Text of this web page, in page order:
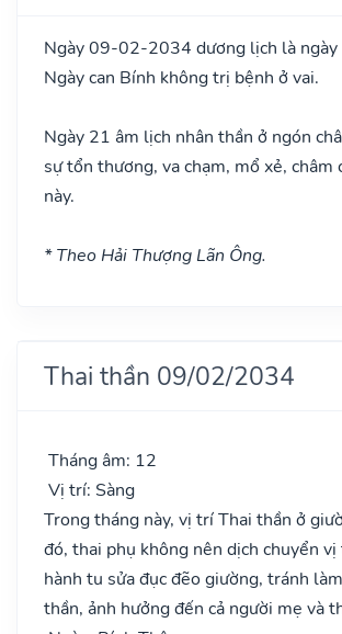
Ngày 09-02-2034 dương lịch là ngày
Ngày can Bính không trị bệnh ở vai.
Ngày 21 âm lịch nhân thần ở ngón
sự tổn thương, va chạm, mổ xẻ, châm
này.
* Theo Hải Thượng Lãn Ông.
Thai thần 09/02/2034
Tháng âm: 12
Vị trí: Sàng
Trong tháng này, vị trí Thai thần ở
đó, thai phụ không nên dịch chuyển
hành tu sửa đục đẽo giường, tránh
thần, ảnh hưởng đến cả người mẹ và